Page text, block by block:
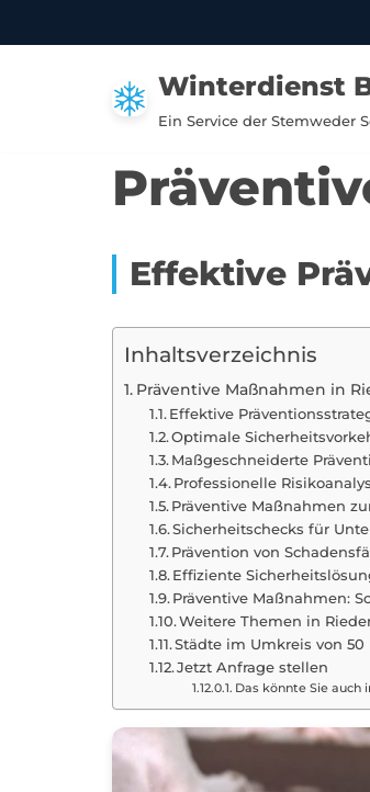
Winterdienst
Ein Service der Stemweder
Effektive
Inhaltsverzeichnis
Präventive Maßnahmen in
Effektive
Optimale
Maßgeschneiderte
Professionelle
Präventive Maßnahmen
Sicherheitschecks für
Prävention von
Effiziente
Präventive Maßnahmen:
Weitere Themen in
Städte im Umkreis von 50
Jetzt Anfrage stellen
Das könnte Sie auch